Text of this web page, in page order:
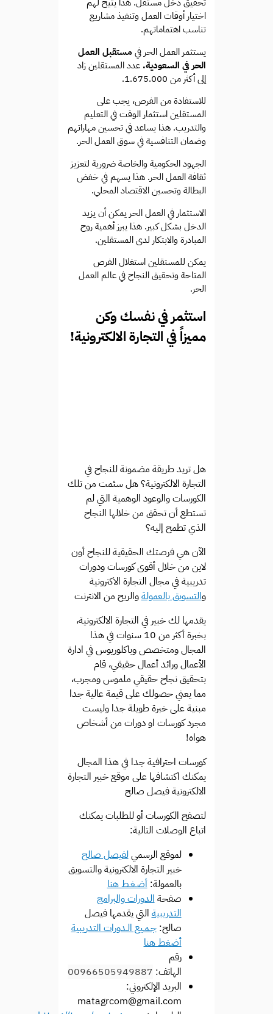
اختيار أوقات العمل وتنفيذ مشاريع
تناسب اهتماماتهم.
يستثمر العمل الحر فيمستقبل العمل
الحر في السعودية. عدد المستقلين زاد
إلى أكثر من 1.675.000.
للاستفادة من الفرص، يجب على
المستقلين استثمار الوقت في التعليم
والتدريب. هذا يساعد في تحسين مهاراتهم
وضمان التنافسية في سوق العمل الحر.
الجهود الحكومية والخاصة ضرورية لتعزيز
ثقافة العمل الحر. هذا يسهم في خفض
البطالة وتحسين الاقتصاد المحلي.
الاستثمار في العمل الحر يمكن أن يزيد
الدخل بشكل كبير. هذا يبرز أهمية روح
المبادرة والابتكار لدى المستقلين.
يمكن للمستقلين استغلال الفرص
المتاحة وتحقيق النجاح في عالم العمل
الحر.
استثمر في نفسك وكن
مميزاً في التجارة الالكترونية!
هل تريد طريقة مضمونة للنجاح في
التجارة الالكترونية؟ هل سئمت من تلك
الكورسات والوعود الوهمية التي لم
تستطع أن تحقق من خلالها النجاح
الذي تطمح إليه؟
الآن هي فرصتك الحقيقية للنجاح أون
لاين من خلال أقوى كورسات ودورات
تدريبية في مجال التجارة الاكترونية
والتسويق بالعمولةوالربح من الانترنت
يقدمها لك خبير في التجارة الالكترونية،
بخبرة أكثر من 10 سنوات في هذا
المجال ومتخصص وباكلوريوس في ادارة
الأعمال ورائد أعمال حقيقي، قام
بتحقيق نجاح حقيقي ملموس ومجرب،
مما يعني حصولك على قيمة عالية جدا
مبنية على خبرة طويلة جدا وليست
مجرد كورسات او دورات من أشخاص
هواه!
كورسات احترافية جدا في هذا المجال
يمكنك اكتشافها على موقع خبير التجارة
الالكترونية فيصل صالح
لتصفح الكورسات أو للطلبات يمكنك
اتباع الوصلات التالية:
لموقع الرسميلفيصل صالح
خبير التجارة الالكترونية والتسويق
بالعمولة:أضـغـط هنا
صفحة الدورات والبرامج
التدريبية التي يقدمها فيصل
صالح:جـمـيع الـدورات التدريبية
أضغط هنا
رقم
الهاتف: 00966505949887
البريد الإلكتروني:
matagrcom@gmail.com